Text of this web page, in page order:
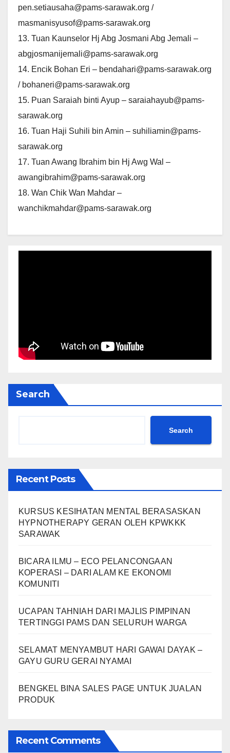
pen.setiausaha@pams-sarawak.org /
masmanisyusof@pams-sarawak.org
13. Tuan Kaunselor Hj Abg Josmani Abg Jemali –
abgjosmanijemali@pams-sarawak.org
14. Encik Bohan Eri – bendahari@pams-sarawak.org
/ bohaneri@pams-sarawak.org
15. Puan Saraiah binti Ayup – saraiahayub@pams-
sarawak.org
16. Tuan Haji Suhili bin Amin – suhiliamin@pams-
sarawak.org
17. Tuan Awang Ibrahim bin Hj Awg Wal –
awangibrahim@pams-sarawak.org
18. Wan Chik Wan Mahdar –
wanchikmahdar@pams-sarawak.org
Search
Search
Recent Posts
KURSUS KESIHATAN MENTAL BERASASKAN
HYPNOTHERAPY GERAN OLEH KPWKKK
SARAWAK
BICARA ILMU – ECO PELANCONGAAN
KOPERASI – DARI ALAM KE EKONOMI
KOMUNITI
UCAPAN TAHNIAH DARI MAJLIS PIMPINAN
TERTINGGI PAMS DAN SELURUH WARGA
SELAMAT MENYAMBUT HARI GAWAI DAYAK –
GAYU GURU GERAI NYAMAI
BENGKEL BINA SALES PAGE UNTUK JUALAN
PRODUK
Recent Comments